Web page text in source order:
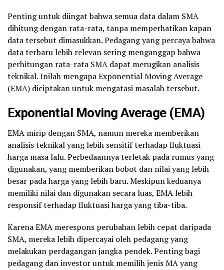
Penting untuk diingat bahwa semua data dalam SMA
dihitung dengan rata-rata, tanpa memperhatikan kapan
data tersebut dimasukkan. Pedagang yang percaya bahwa
data terbaru lebih relevan sering menganggap bahwa
perhitungan rata-rata SMA dapat merugikan analisis
teknikal. Inilah mengapa Exponential Moving Average
(EMA) diciptakan untuk mengatasi masalah tersebut.
Exponential Moving Average (EMA)
EMA mirip dengan SMA, namun mereka memberikan
analisis teknikal yang lebih sensitif terhadap fluktuasi
harga masa lalu. Perbedaannya terletak pada rumus yang
digunakan, yang memberikan bobot dan nilai yang lebih
besar pada harga yang lebih baru. Meskipun keduanya
memiliki nilai dan digunakan secara luas, EMA lebih
responsif terhadap fluktuasi harga yang tiba-tiba.
Karena EMA merespons perubahan lebih cepat daripada
SMA, mereka lebih dipercayai oleh pedagang yang
melakukan perdagangan jangka pendek. Penting bagi
pedagang dan investor untuk memilih jenis MA yang